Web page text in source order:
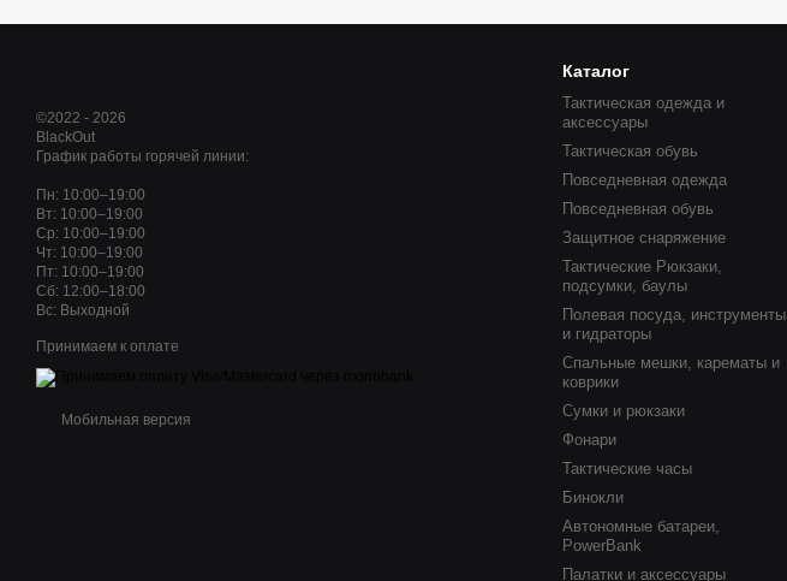
©2022 - 2026
BlackOut
График работы горячей линии:
Пн: 10:00–19:00
Вт: 10:00–19:00
Ср: 10:00–19:00
Чт: 10:00–19:00
Пт: 10:00–19:00
Сб: 12:00–18:00
Вс: Выходной
Принимаем к оплате
Мобильная версия
Каталог
Тактическая одежда и
аксессуары
Тактическая обувь
Повседневная одежда
Повседневная обувь
Защитное снаряжение
Тактические Рюкзаки,
подсумки, баулы
Полевая посуда, инструменты
и гидраторы
Спальные мешки, карематы и
коврики
Сумки и рюкзаки
Фонари
Тактические часы
Бинокли
Автономные батареи,
PowerBank
Палатки и аксессуары